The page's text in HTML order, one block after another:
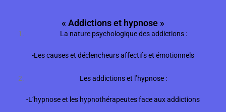
« Addictions et hypnose »
La nature psychologique des addictions :
-Les causes et déclencheurs affectifs et émotionnels
Les addictions et l’hypnose :
-L’hypnose et les hypnothérapeutes face aux addictions